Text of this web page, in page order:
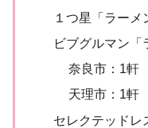
１つ星「ラーメ
ビブグルマン「
奈良市：1軒
天理市：1軒
セレクテッドレ